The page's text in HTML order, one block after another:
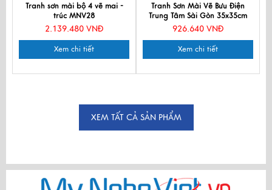
Tranh sơn mài bộ 4 vẽ mai -
trúc MNV28
2.139.480 VNĐ
Xem chi tiết
Tranh Sơn Mài Vẽ Bưu Điện
Trung Tâm Sài Gòn 35x35cm
TBL013
926.640 VNĐ
Xem chi tiết
XEM TẤT CẢ SẢN PHẨM